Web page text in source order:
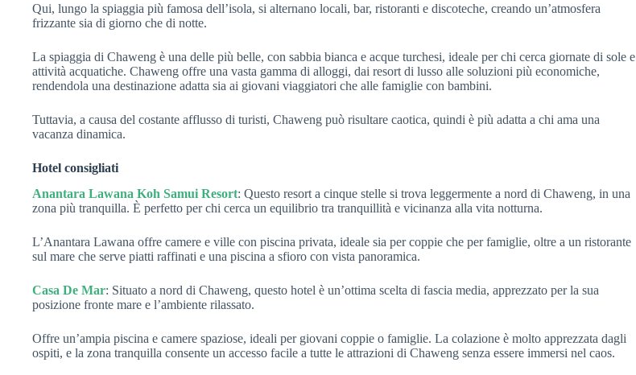
Qui, lungo la spiaggia più famosa dell’isola, si alternano locali, bar, ristoranti e discoteche, creando un’atmosfera
frizzante sia di giorno che di notte.
La spiaggia di Chaweng è una delle più belle, con sabbia bianca e acque turchesi, ideale per chi cerca giornate di sole e
attività acquatiche. Chaweng offre una vasta gamma di alloggi, dai resort di lusso alle soluzioni più economiche,
rendendola una destinazione adatta sia ai giovani viaggiatori che alle famiglie con bambini.
Tuttavia, a causa del costante afflusso di turisti, Chaweng può risultare caotica, quindi è più adatta a chi ama una
vacanza dinamica.
Hotel consigliati
Anantara Lawana Koh Samui Resort: Questo resort a cinque stelle si trova leggermente a nord di Chaweng, in una
zona più tranquilla. È perfetto per chi cerca un equilibrio tra tranquillità e vicinanza alla vita notturna.
L’Anantara Lawana offre camere e ville con piscina privata, ideale sia per coppie che per famiglie, oltre a un ristorante
sul mare che serve piatti raffinati e una piscina a sfioro con vista panoramica.
Casa De Mar: Situato a nord di Chaweng, questo hotel è un’ottima scelta di fascia media, apprezzato per la sua
posizione fronte mare e l’ambiente rilassato.
Offre un’ampia piscina e camere spaziose, ideali per giovani coppie o famiglie. La colazione è molto apprezzata dagli
ospiti, e la zona tranquilla consente un accesso facile a tutte le attrazioni di Chaweng senza essere immersi nel caos.